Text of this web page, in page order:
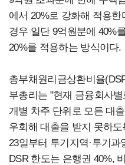
에서 20%로 강화해 적용
경우 일단 9억원분에 40%
20%를 적용하는 방식이다.
총부채원리금상환비율
부총리는 "현재 금융회사
개별 차주 단위로 모든 대
우회해 대출을 받지 못하
23일부터 투기지역·투기
DSR 한도는 은행권 40%,